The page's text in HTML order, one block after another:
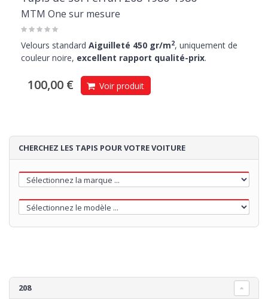
MTM One sur mesure
Velours standard Aiguilleté 450 gr/m2, uniquement de
couleur noire, excellent rapport qualité-prix.
100,00 € Voir produit
CHERCHEZ LES TAPIS POUR VOTRE VOITURE
208